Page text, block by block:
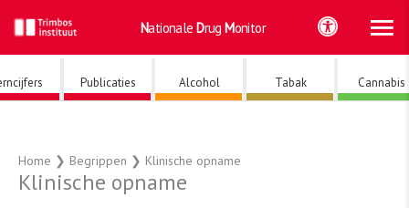
naar
de
inhoud
Nationale Drug Monitor
Publicaties Alcohol Tabak Cannabis
Home ❯ Begrippen ❯ Klinische opname
Klinische opname